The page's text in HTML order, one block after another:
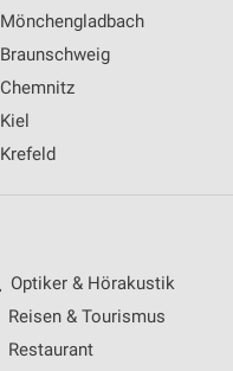
Mönchengladbach
Braunschweig
Chemnitz
Kiel
Krefeld
Optiker & Hörakustik
Reisen & Tourismus
Restaurant